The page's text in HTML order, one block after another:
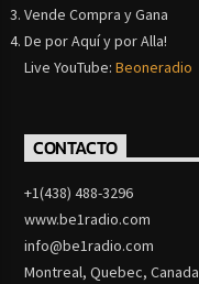
Vende Compra y Gana
De por Aquí y por Alla!
Live YouTube:Beoneradio
CONTACTO
+1(438) 488-3296
www.be1radio.com
info@be1radio.com
Montreal, Quebec, Canada